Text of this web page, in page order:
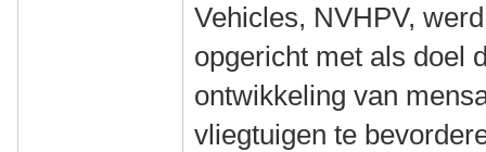
Vehicles, NVHPV,
opgericht met als doel
ontwikkeling van
vliegtuigen te